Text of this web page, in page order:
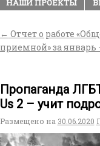
НАШИ ПРОЕКТЫ
← Отчет о работе
приемной» за январь
Пропаганда
Us 2 – учит
Размещено на 30.06.2020